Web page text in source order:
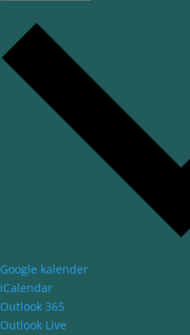
Google kalender
iCalendar
Outlook 365
Outlook Live